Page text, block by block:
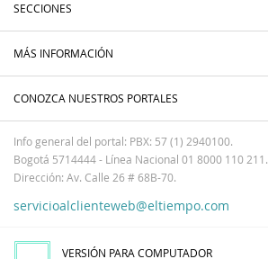
SECCIONES
MÁS INFORMACIÓN
CONOZCA NUESTROS PORTALES
Info general del portal: PBX: 57 (1) 2940100.
Bogotá 5714444 - Línea Nacional 01 8000 110 211.
Dirección: Av. Calle 26 # 68B-70.
servicioalclienteweb@eltiempo.com
VERSIÓN PARA COMPUTADOR